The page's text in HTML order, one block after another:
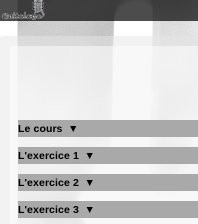
Le cours
L'exercice 1
L'exercice 2
L'exercice 3